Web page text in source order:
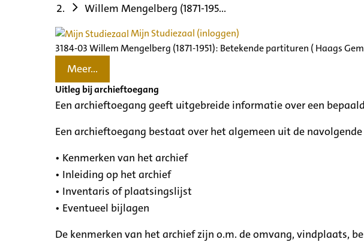
Willem Mengelberg (1871-195...
Mijn Studiezaal (inloggen)
3184-03 Willem Mengelberg (1871-1951): Betekende partituren ( Haags
Meer...
Uitleg bij archieftoegang
Een archieftoegang geeft uitgebreide informatie over een
Een archieftoegang bestaat over het algemeen uit de
• Kenmerken van het archief
• Inleiding op het archief
• Inventaris of plaatsingslijst
• Eventueel bijlagen
De kenmerken van het archief zijn o.m. de omvang, vindplaats,